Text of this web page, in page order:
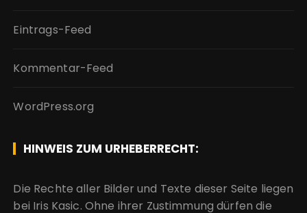
Eintrags-Feed
Kommentar-Feed
WordPress.org
HINWEIS ZUM URHEBERRECHT:
Die Rechte aller Bilder und Texte dieser Seite liegen
bei Iris Kasic. Ohne ihrer Zustimmung dürfen die